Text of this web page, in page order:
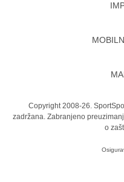
Copyright 2008-26.
zadržana. Zabranjeno
o